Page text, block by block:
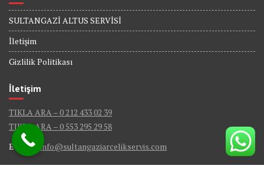
SULTANGAZİ ALTUS SERVİSİ
İletişim
Gizlilik Politikası
İletişim
TIKLA ARA – 0 212 433 02 39
TIKLA ARA – 0 553 295 29 58
E-Mail : info@sultangaziarcelikservis.com